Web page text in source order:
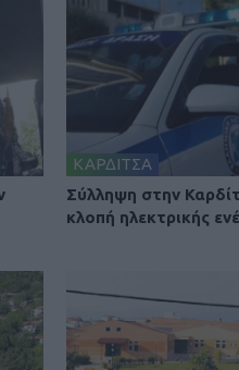
ΚΑΡΔΙΤΣΑ
Σύλληψη στην
κλοπή ηλεκτρικής